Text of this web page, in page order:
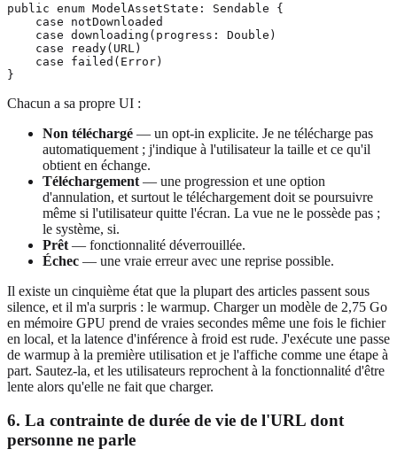
public enum ModelAssetState: Sendable {
    case notDownloaded
    case downloading(progress: Double)
    case ready(URL)
    case failed(Error)
Chacun a sa propre UI :
Non téléchargé — un opt-in explicite. Je ne télécharge pas
automatiquement ; j'indique à l'utilisateur la taille et ce qu'il
obtient en échange.
Téléchargement — une progression et une option
d'annulation, et surtout le téléchargement doit se poursuivre
même si l'utilisateur quitte l'écran. La vue ne le possède pas ;
le système, si.
Prêt — fonctionnalité déverrouillée.
Échec — une vraie erreur avec une reprise possible.
Il existe un cinquième état que la plupart des articles passent sous
silence, et il m'a surpris : le warmup. Charger un modèle de 2,75 Go
en mémoire GPU prend de vraies secondes même une fois le fichier
en local, et la latence d'inférence à froid est rude. J'exécute une passe
de warmup à la première utilisation et je l'affiche comme une étape à
part. Sautez-la, et les utilisateurs reprochent à la fonctionnalité d'être
lente alors qu'elle ne fait que charger.
6. La contrainte de durée de vie de l'URL dont
personne ne parle